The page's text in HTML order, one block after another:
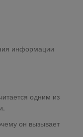
информации
одним из
он вызывает